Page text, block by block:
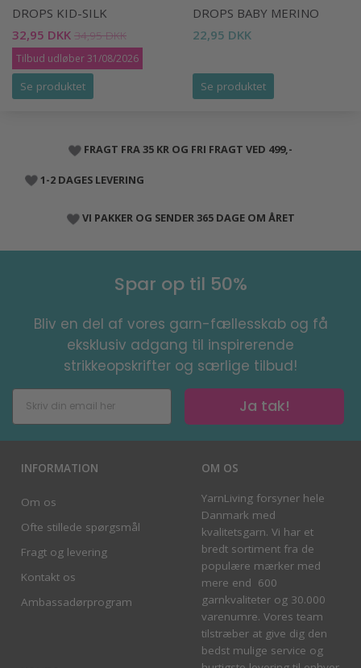
DROPS KID-SILK
32,95 DKK 34,95 DKK
Tilbud udløber 31/08/2026
Se produktet
DROPS BABY MERINO
22,95 DKK
Se produktet
FRAGT FRA 35 KR OG FRI FRAGT VED 499,-
1-2 DAGES LEVERING
VI PAKKER OG SENDER 365 DAGE OM ÅRET
Spar op til 50%
Bliv en del af vores garn-fællesskab og få
eksklusiv adgang til inspirerende
strikkeopskrifter og særlige tilbud!
Ja tak!
INFORMATION
Om os
Ofte stillede spørgsmål
Fragt og levering
Kontakt os
Ambassadørprogram
OM OS
YarnLiving forsyner hele
Danmark med
kvalitetsgarn. Vi har et
bredt sortiment fra de
populære mærker med
mere end 600
garnkvaliteter og 30.000
varenumre. Vores team
tilstræber at give dig den
bedst mulige service og